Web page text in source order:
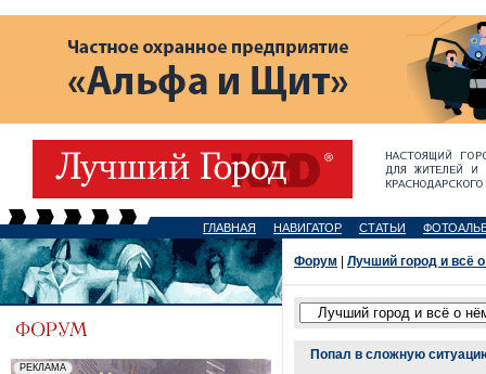
ГЛАВНАЯ НАВИГАТОР СТАТЬИ
Форум Лучший город и всё
Попал в сложную